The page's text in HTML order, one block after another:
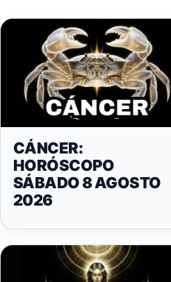
CÁNCER:
HORÓSCOPO
SÁBADO 8 AGOSTO
2026